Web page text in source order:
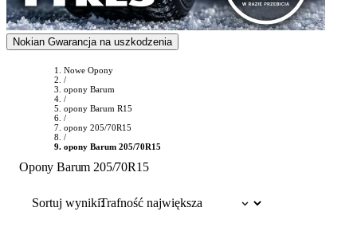
Nokian Gwarancja na uszkodzenia
Nowe Opony
/
opony Barum
/
opony Barum R15
/
opony 205/70R15
/
opony Barum 205/70R15
Opony Barum 205/70R15
Sortuj wyniki: